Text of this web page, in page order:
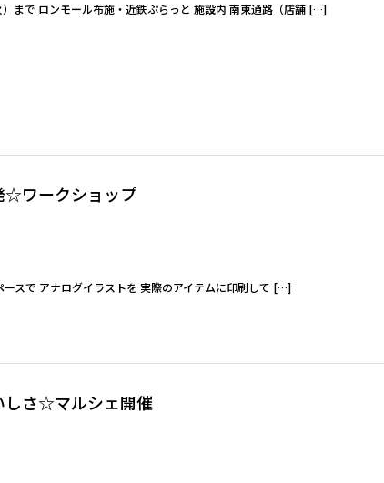
まで ロンモール布施・近鉄ぷらっと 施設内 南東通路（店舗 […]
☆ワークショップ
スで アナログイラストを 実際のアイテムに印刷して […]
しさ☆マルシェ開催